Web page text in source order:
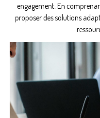
engagement. En
proposer des solutions